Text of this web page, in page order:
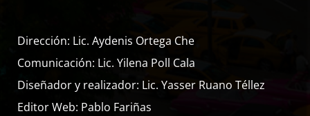
Dirección: Lic. Aydenis Ortega Che
Comunicación: Lic. Yilena Poll Cala
Diseñador y realizador: Lic. Yasser Ruano Téllez
Editor Web: Pablo Fariñas